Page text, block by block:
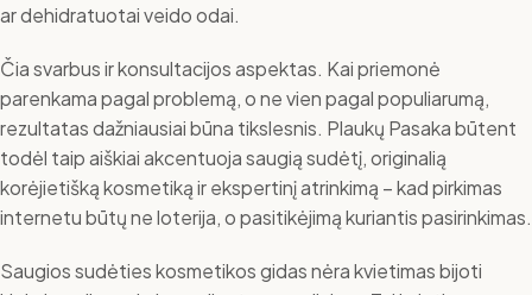
ar dehidratuotai veido odai.
Čia svarbus ir konsultacijos aspektas. Kai priemonė
parenkama pagal problemą, o ne vien pagal populiarumą,
rezultatas dažniausiai būna tikslesnis. Plaukų Pasaka būtent
todėl taip aiškiai akcentuoja saugią sudėtį, originalią
korėjietišką kosmetiką ir ekspertinį atrinkimą – kad pirkimas
internetu būtų ne loterija, o pasitikėjimą kuriantis pasirinkimas.
Saugios sudėties kosmetikos gidas nėra kvietimas bijoti